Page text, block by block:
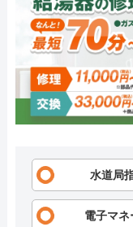
水道局
電子マネ